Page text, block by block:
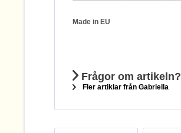
Made in EU
Frågor om artikeln?
Fler artiklar från Gabriella